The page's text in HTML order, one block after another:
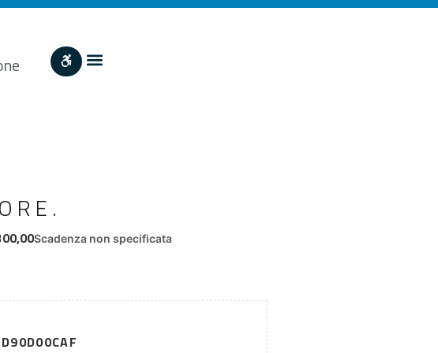
Scadenza non specificata